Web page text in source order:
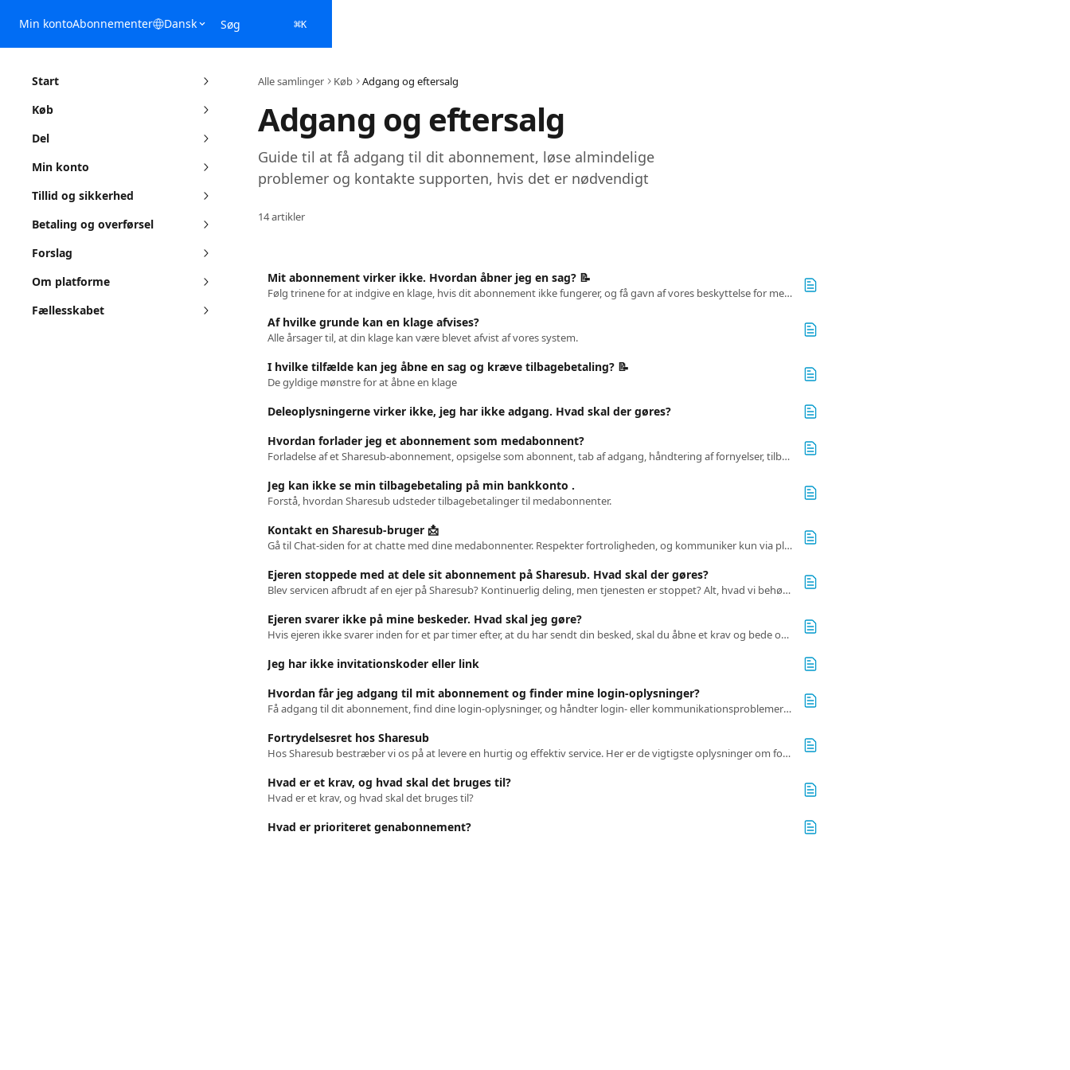
Min kontoAbonnementer Dansk Søg ⌘K
Start
Køb
Del
Min konto
Tillid og sikkerhed
Betaling og overførsel
Forslag
Om platforme
Fællesskabet
Alle samlinger Køb Adgang og eftersalg
Adgang og eftersalg
Guide til at få adgang til dit abonnement, løse almindelige
problemer og kontakte supporten, hvis det er nødvendigt
14 artikler
Mit abonnement virker ikke. Hvordan åbner jeg en sag? 📝
Følg trinene for at indgive en klage, hvis dit abonnement ikke fungerer, og få gavn af vores beskyttelse for medabonnenter.
Af hvilke grunde kan en klage afvises?
Alle årsager til, at din klage kan være blevet afvist af vores system.
I hvilke tilfælde kan jeg åbne en sag og kræve tilbagebetaling? 📝
De gyldige mønstre for at åbne en klage
Deleoplysningerne virker ikke, jeg har ikke adgang. Hvad skal der gøres?
Hvordan forlader jeg et abonnement som medabonnent?
Forladelse af et Sharesub-abonnement, opsigelse som abonnent, tab af adgang, håndtering af fornyelser, tilbagebetalinger.
Jeg kan ikke se min tilbagebetaling på min bankkonto ️.
Forstå, hvordan Sharesub udsteder tilbagebetalinger til medabonnenter.
Kontakt en Sharesub-bruger 📩
Gå til Chat-siden for at chatte med dine medabonnenter. Respekter fortroligheden, og kommuniker kun via platformen.
Ejeren stoppede med at dele sit abonnement på Sharesub. Hvad skal der gøres?
Blev servicen afbrudt af en ejer på Sharesub? Kontinuerlig deling, men tjenesten er stoppet? Alt, hvad vi behøver at vide.
Ejeren svarer ikke på mine beskeder. Hvad skal jeg gøre?
Hvis ejeren ikke svarer inden for et par timer efter, at du har sendt din besked, skal du åbne et krav og bede om at få pengene tilbage.
Jeg har ikke invitationskoder eller link
Hvordan får jeg adgang til mit abonnement og finder mine login-oplysninger?
Få adgang til dit abonnement, find dine login-oplysninger, og håndter login- eller kommunikationsproblemer med ejeren.
Fortrydelsesret hos Sharesub
Hos Sharesub bestræber vi os på at levere en hurtig og effektiv service. Her er de vigtigste oplysninger om fortrydelsesretten, der gælder for vores tjenester.
Hvad er et krav, og hvad skal det bruges til?
Hvad er et krav, og hvad skal det bruges til?
Hvad er prioriteret genabonnement?